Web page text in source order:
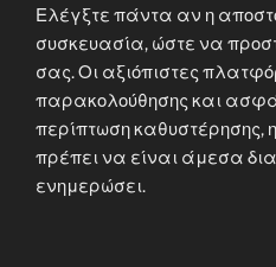
Ελέγξτε πάντα αν η
συσκευασία, ώστε να
σας. Οι αξιόπιστες
παρακολούθησης και
περίπτωση καθυστέρησης,
πρέπει να είναι άμεσα
ενημερώσει.